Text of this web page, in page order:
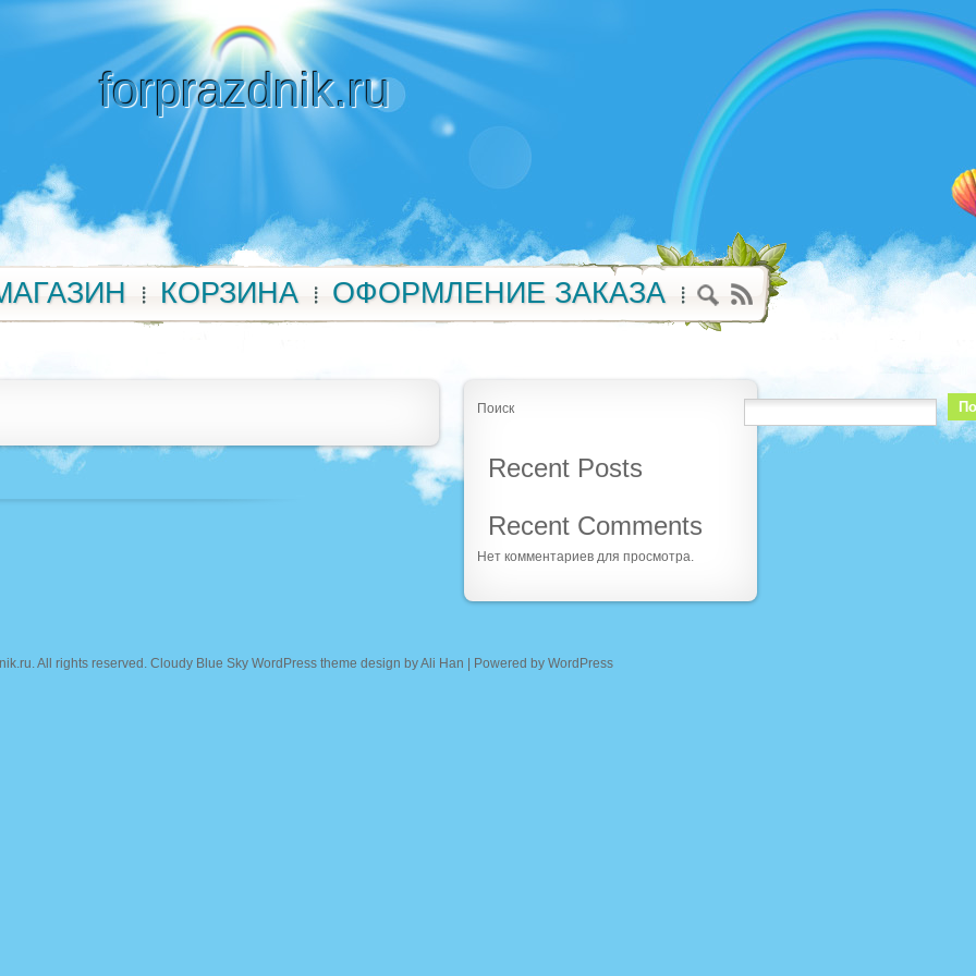
forprazdnik.ru
КОРЗИНА ОФОРМЛЕНИЕ ЗАКАЗА
Поиск
Recent Posts
Recent Comments
Нет комментариев для просмотра.
. All rights reserved. Cloudy Blue Sky WordPress theme design byAli Han | Powered by WordPress